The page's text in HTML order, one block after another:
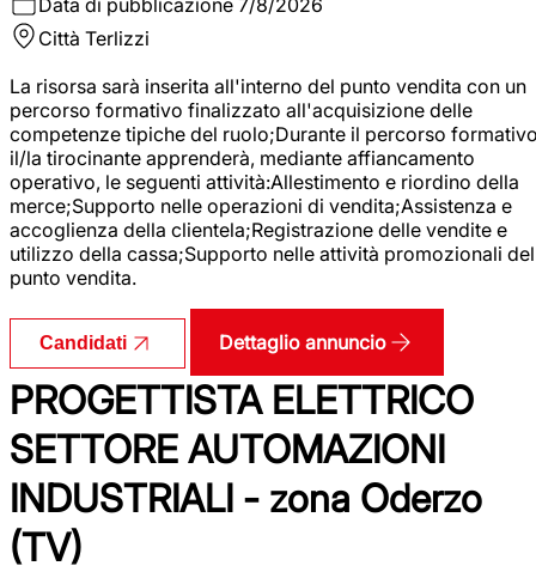
Città Terlizzi
La risorsa sarà inserita all'interno del punto vendita con un
percorso formativo finalizzato all'acquisizione delle
competenze tipiche del ruolo;Durante il percorso
il/la tirocinante apprenderà, mediante affiancamento
operativo, le seguenti attività:Allestimento e riordino della
merce;Supporto nelle operazioni di vendita;Assistenza e
accoglienza della clientela;Registrazione delle vendite e
utilizzo della cassa;Supporto nelle attività promozionali del
punto vendita.
Candidati Dettaglio annuncio
PROGETTISTA ELETTRICO
SETTORE AUTOMAZIONI
INDUSTRIALI - zona Oderzo
(TV)